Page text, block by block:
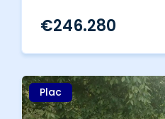
€246.280
Plac